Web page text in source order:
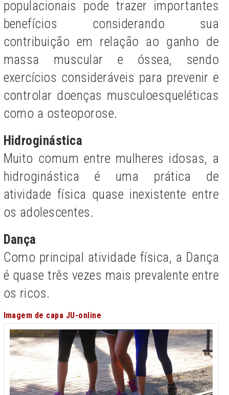
populacionais pode trazer importantes
benefícios considerando sua
contribuição em relação ao ganho de
massa muscular e óssea, sendo
exercícios consideráveis para prevenir e
controlar doenças musculoesqueléticas
como a osteoporose.
Hidroginástica
Muito comum entre mulheres idosas, a
hidroginástica é uma prática de
atividade física quase inexistente entre
os adolescentes.
Dança
Como principal atividade física, a Dança
é quase três vezes mais prevalente entre
os ricos.
Imagem de capa JU-online